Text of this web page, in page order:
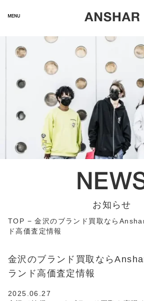
お知らせ
TOP −金沢のブランド買取なら
ド高価査定情報
金沢のブランド買取なら
ランド高価査定情報
2025.06.27